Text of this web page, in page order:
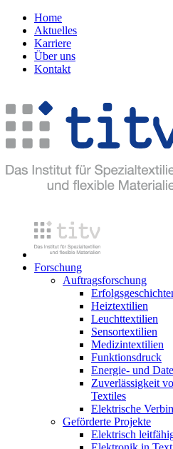
Home
Aktuelles
Karriere
Über uns
Kontakt
Forschung
Auftragsforschung
Heiztextilien
Leuchttextilien
Sensortextilien
Medizintextilien
Funktionsdruck
Energie- und
Zuverlässigkeit
Textiles
Elektrische
Geförderte Projekte
Elektrisch